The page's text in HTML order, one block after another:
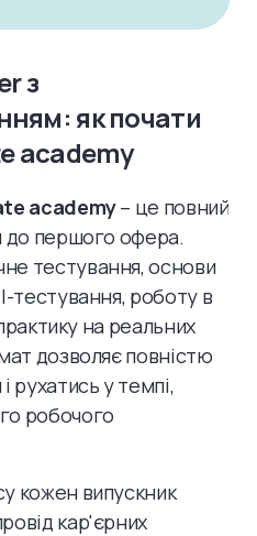
з
як почати
academy
academy– це повний
до першого офера.
тестування, основи
тестування, роботу в
на реальних
дозволяє повністю
рухатись у темпі,
робочого
кожен випускник
кар'єрних